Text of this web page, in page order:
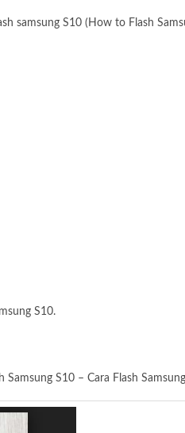
samsung S10 (How to Flash
S10.
S10 – Cara Flash